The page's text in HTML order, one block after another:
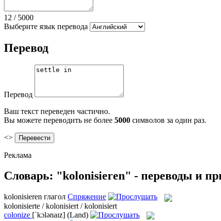
12 / 5000
Выберите язык перевода
Перевод
Перевод
Ваш текст переведен частично.
Вы можете переводить не более 5000 символов за один раз.
<>
Реклама
Словарь: "kolonisieren" - переводы и
kolonisieren глагол Спряжение
kolonisierte / kolonisiert / kolonisiert
colonize [ˈkɔlənaɪz] (Land)